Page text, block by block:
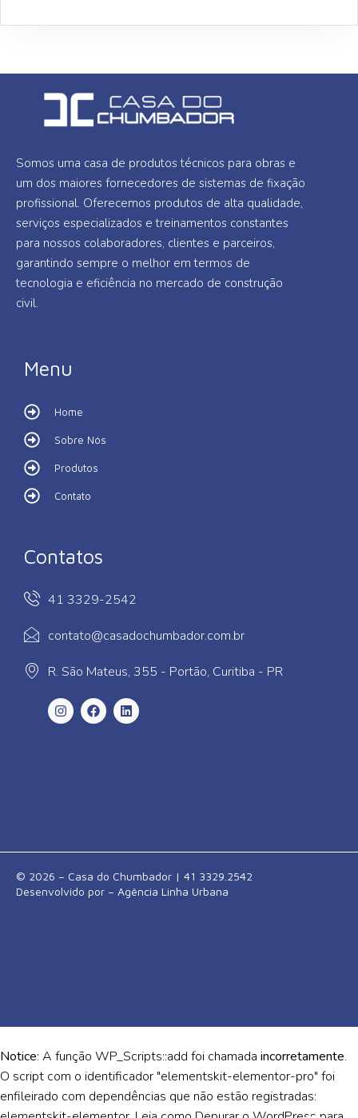
Somos uma casa de produtos técnicos para obras e
um dos maiores fornecedores de sistemas de fixação
profissional. Oferecemos produtos de alta qualidade,
serviços especializados e treinamentos constantes
para nossos colaboradores, clientes e parceiros,
garantindo sempre o melhor em termos de
tecnologia e eficiência no mercado de construção
civil.
Menu
Home
Sobre Nós
Produtos
Contato
Contatos
41 3329-2542
contato@casadochumbador.com.br
R. São Mateus, 355 - Portão, Curitiba - PR
© 2026 – Casa do Chumbador | 41 3329.2542
Desenvolvido por – Agência Linha Urbana
Notice: A função WP_Scripts::add foi chamada incorretamente.
O script com o identificador "elementskit-elementor-pro" foi
enfileirado com dependências que não estão registradas: